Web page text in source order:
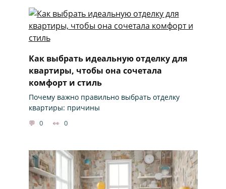
Как выбрать идеальную отделку для
квартиры, чтобы она сочетала
комфорт и стиль
Почему важно правильно выбрать отделку
квартиры: причины
0 0